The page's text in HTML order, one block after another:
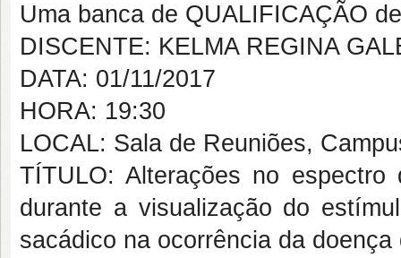
Uma banca de QUALIFICAÇÃO
DISCENTE: KELMA REGINA
DATA: 01/11/2017
HORA: 19:30
LOCAL: Sala de Reuniões,
TÍTULO: Alterações no
durante a visualização do
sacádico na ocorrência da